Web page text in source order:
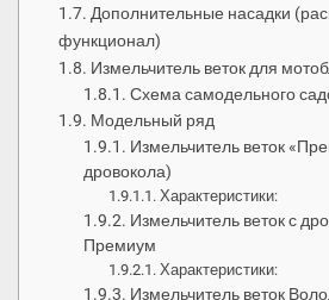
Дополнительные насадки
функционал)
Измельчитель веток для
Схема самодельного
Модельный ряд
Измельчитель веток
дровокола)
Характеристики:
Измельчитель веток с
Премиум
Характеристики:
Измельчитель веток